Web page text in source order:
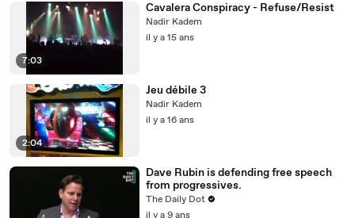
7:03
Cavalera Conspiracy - Refuse/Resist
Nadir Kadem
il y a 15 ans
2:04
Jeu débile 3
Nadir Kadem
il y a 16 ans
Dave Rubin is defending free speech
from progressives.
The Daily Dot